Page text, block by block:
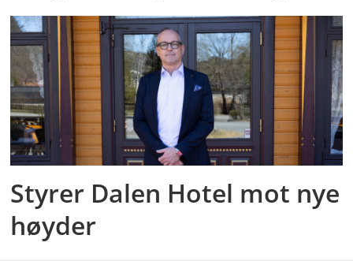
Styrer Dalen Hotel mot nye
høyder